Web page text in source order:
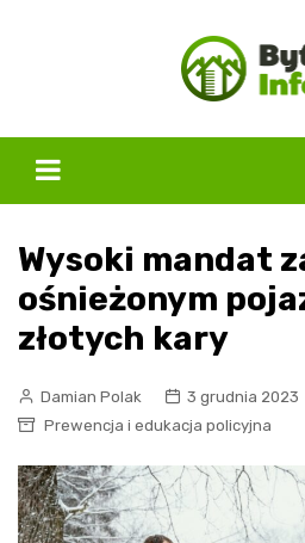
Wysoki mandat
ośnieżonym
złotych kary
Damian Polak
3 grudnia 2023
Prewencja i edukacja policyjna